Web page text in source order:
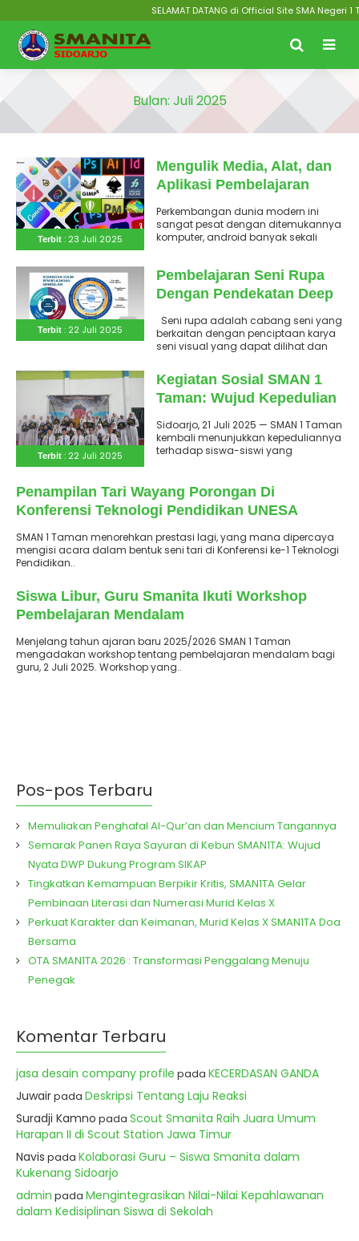
SELAMAT DATANG di Official Site SMA Negeri 1
Bulan: Juli 2025
Terbit : 23 Juli 2025
Mengulik Media, Alat, dan
Aplikasi Pembelajaran
Pelajaran Seni Rupa
Perkembangan dunia modern ini
sangat pesat dengan ditemukannya
komputer, android banyak sekali
Terbit : 22 Juli 2025
Pembelajaran Seni Rupa
Dengan Pendekatan Deep
Seni rupa adalah cabang seni yang
berkaitan dengan penciptaan karya
seni visual yang dapat dilihat dan
Terbit : 22 Juli 2025
Kegiatan Sosial SMAN 1
Taman: Wujud Kepedulian
Sekolah
Sidoarjo, 21 Juli 2025 — SMAN 1 Taman
kembali menunjukkan kepeduliannya
terhadap siswa-siswi yang
Penampilan Tari Wayang Porongan Di
Konferensi Teknologi Pendidikan UNESA
SMAN 1 Taman menorehkan prestasi lagi, yang mana dipercaya
mengisi acara dalam bentuk seni tari di Konferensi ke-1 Teknologi
Pendidikan..
Siswa Libur, Guru Smanita Ikuti Workshop
Pembelajaran Mendalam
Menjelang tahun ajaran baru 2025/2026 SMAN 1 Taman
mengadakan workshop tentang pembelajaran mendalam bagi
guru, 2 Juli 2025. Workshop yang..
Pos-pos Terbaru
Memuliakan Penghafal Al-Qur’an dan Mencium Tangannya
Semarak Panen Raya Sayuran di Kebun SMAN1TA: Wujud
Nyata DWP Dukung Program SIKAP
Tingkatkan Kemampuan Berpikir Kritis, SMAN1TA Gelar
Pembinaan Literasi dan Numerasi Murid Kelas X
Perkuat Karakter dan Keimanan, Murid Kelas X SMAN1TA Doa
Bersama
OTA SMAN1TA 2026 : Transformasi Penggalang Menuju
Penegak
Komentar Terbaru
jasa desain company profile pada KECERDASAN GANDA
Juwairpada Deskripsi Tentang Laju Reaksi
Suradji Kamno pada Scout Smanita Raih Juara Umum
Harapan II di Scout Station Jawa Timur
Navis pada Kolaborasi Guru – Siswa Smanita dalam
Kukenang Sidoarjo
admin pada Mengintegrasikan Nilai-Nilai Kepahlawanan
dalam Kedisiplinan Siswa di Sekolah